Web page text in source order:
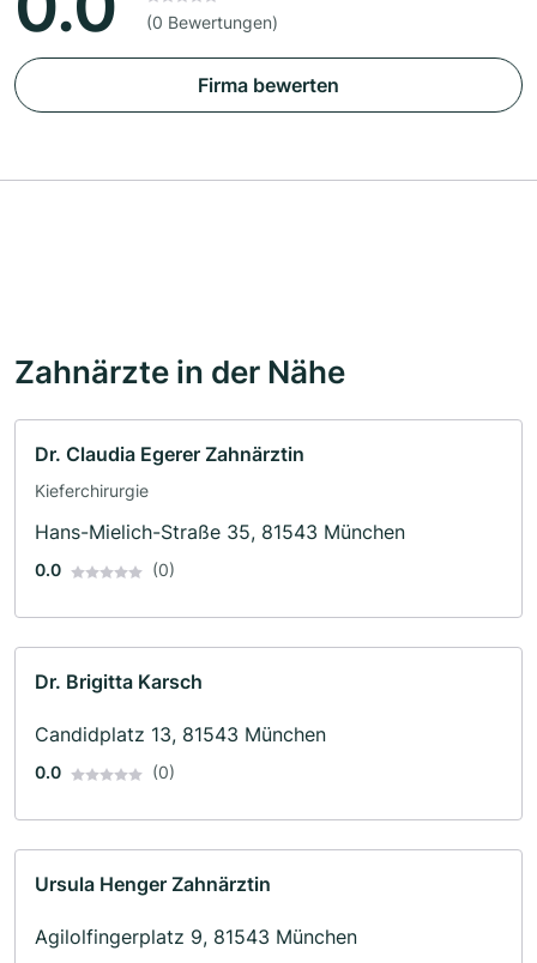
(0 Bewertungen)
Firma bewerten
Zahnärzte in der Nähe
Dr. Claudia Egerer Zahnärztin
Kieferchirurgie
Hans-Mielich-Straße 35, 81543 München
0.0 (0)
Dr. Brigitta Karsch
Candidplatz 13, 81543 München
0.0 (0)
Ursula Henger Zahnärztin
Agilolfingerplatz 9, 81543 München